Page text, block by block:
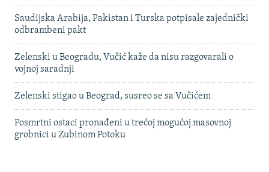
Saudijska Arabija, Pakistan i Turska potpisale zajednički
odbrambeni pakt
Zelenski u Beogradu, Vučić kaže da nisu razgovarali o
vojnoj saradnji
Zelenski stigao u Beograd, susreo se sa Vučićem
Posmrtni ostaci pronađeni u trećoj mogućoj masovnoj
grobnici u Zubinom Potoku